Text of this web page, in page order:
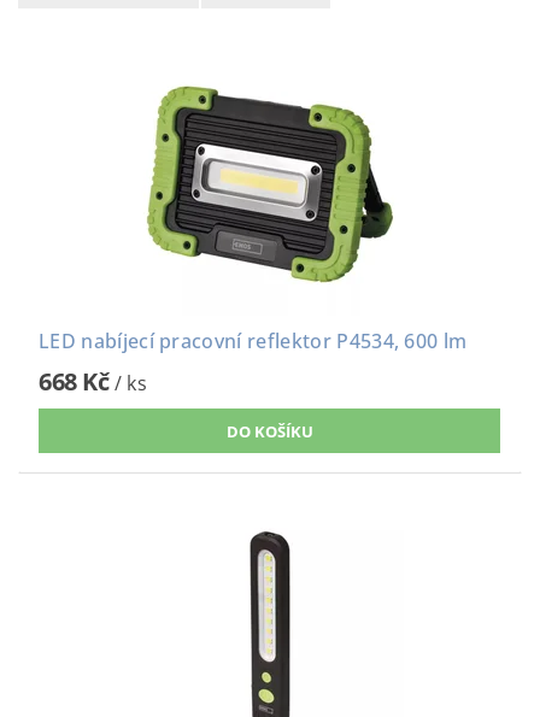
LED nabíjecí pracovní reflektor P4534, 600 lm
668 Kč/ ks